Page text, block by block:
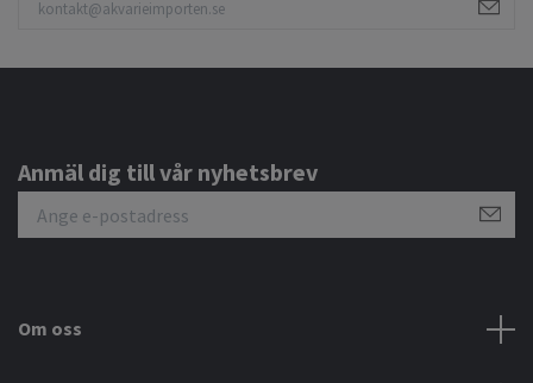
Anmäl dig till vår nyhetsbrev
Om oss